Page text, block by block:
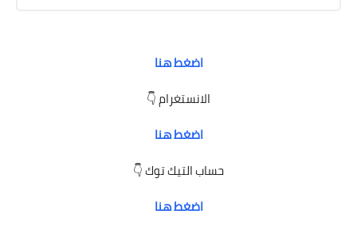
اضغط هنا
الانستغرام 👇
اضغط هنا
حساب التيك توك 👇
اضغط هنا